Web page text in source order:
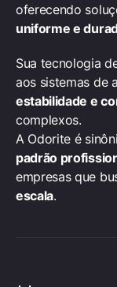
oferecendo
uniforme e
Sua tecnologia
aos sistemas de
estabilidade e
complexos.
A Odorite é
padrão
empresas que
escala.